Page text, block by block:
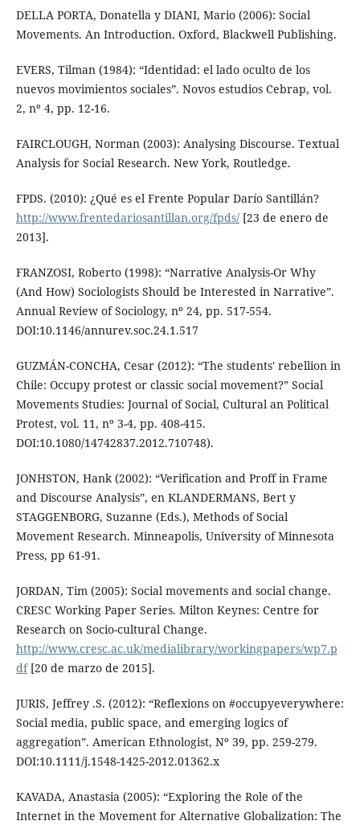
DELLA PORTA, Donatella y DIANI, Mario (2006): Social
Movements. An Introduction. Oxford, Blackwell Publishing.
EVERS, Tilman (1984): “Identidad: el lado oculto de los
nuevos movimientos sociales”. Novos estudios Cebrap, vol.
2, nº 4, pp. 12-16.
FAIRCLOUGH, Norman (2003): Analysing Discourse. Textual
Analysis for Social Research. New York, Routledge.
FPDS. (2010): ¿Qué es el Frente Popular Darío Santillán?
http://www.frentedariosantillan.org/fpds/[23 de enero de
2013].
FRANZOSI, Roberto (1998): “Narrative Analysis-Or Why
(And How) Sociologists Should be Interested in Narrative”.
Annual Review of Sociology, nº 24, pp. 517-554.
DOI:10.1146/annurev.soc.24.1.517
GUZMÁN-CONCHA, Cesar (2012): “The students' rebellion in
Chile: Occupy protest or classic social movement?” Social
Movements Studies: Journal of Social, Cultural an Political
Protest, vol. 11, nº 3-4, pp. 408-415.
DOI:10.1080/14742837.2012.710748).
JONHSTON, Hank (2002): “Verification and Proff in Frame
and Discourse Analysis”, en KLANDERMANS, Bert y
STAGGENBORG, Suzanne (Eds.), Methods of Social
Movement Research. Minneapolis, University of Minnesota
Press, pp 61-91.
JORDAN, Tim (2005): Social movements and social change.
CRESC Working Paper Series. Milton Keynes: Centre for
Research on Socio-cultural Change.
http://www.cresc.ac.uk/medialibrary/workingpapers/wp7.p
df[20 de marzo de 2015].
JURIS, Jeffrey .S. (2012): “Reflexions on #occupyeverywhere:
Social media, public space, and emerging logics of
aggregation”. American Ethnologist, Nº 39, pp. 259-279.
DOI:10.1111/j.1548-1425-2012.01362.x
KAVADA, Anastasia (2005): “Exploring the Role of the
Internet in the Movement for Alternative Globalization: The